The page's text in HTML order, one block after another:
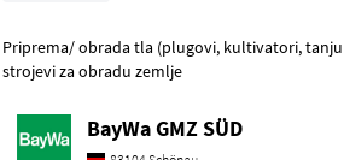
Priprema/ obrada tla (plugovi, kultivatori, tanjurače i dr.) Ostali
strojevi za obradu zemlje
BayWa GMZ SÜD